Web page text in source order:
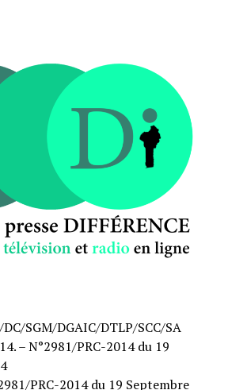
SGM/DGAIC/DTLP/SCC/SA
– N°2981/PRC-2014 du 19
PRC-2014 du 19 Septembre